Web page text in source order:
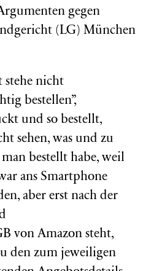
gegen
(LG) München
stehe nicht
bestellen”,
und so bestellt,
sehen, was und zu
bestellt habe, weil
ans Smartphone
aber erst nach der
von Amazon steht,
den zum jeweiligen